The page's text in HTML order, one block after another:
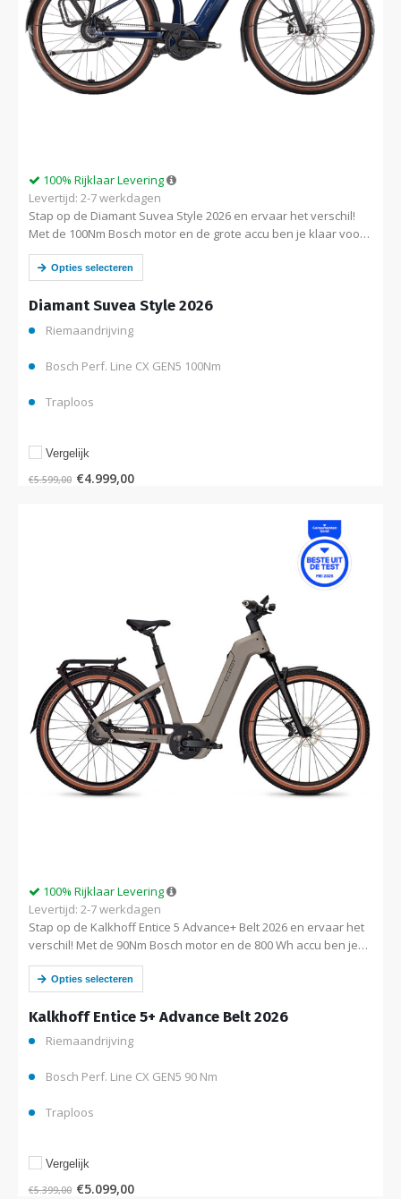
Diamant Suvea Style 2026
100% Rijklaar Levering
Levertijd: 2-7 werkdagen
Riemaandrijving
Bosch Perf. Line CX GEN5 100Nm
Traploos
Stap op de Diamant Suvea Style 2026 en ervaar het verschil!
Met de 100Nm Bosch motor en de grote accu ben je klaar voor
elk avontuur. Plus: die onderhoudsvrije riemaandrijving…
€5.599,00 €4.999,00
Opties selecteren
Vergelijk
Kalkhoff Entice 5+ Advance Belt 2026
100% Rijklaar Levering
Levertijd: 2-7 werkdagen
Riemaandrijving
Bosch Perf. Line CX GEN5 90 Nm
Traploos
Stap op de Kalkhoff Entice 5 Advance+ Belt 2026 en ervaar het
verschil! Met de 90Nm Bosch motor en de 800 Wh accu ben je
klaar voor elk avontuur. Plus:…
€5.399,00 €5.099,00
Opties selecteren
Vergelijk